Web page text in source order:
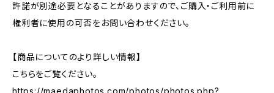
許諾が別途必要となることがありますので、ご購入・ご利用前に
権利者に使用の可否をお問い合わせください。
【商品についてのより詳しい情報】
こちらをご覧ください。
https://maedaphotos.com/photos/photos.php?